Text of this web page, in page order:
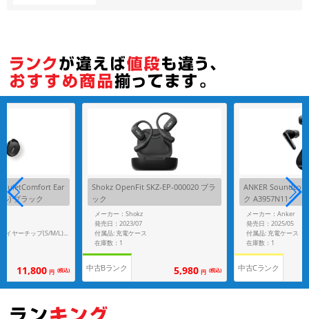
QuietComfort Ear
) ブラック
付属品: 箱/充電ケース/イヤーチップ(S/M/L)/スタビリティバンド(1/2/3)/USB-Cケーブル/マニュアル
11,800 円 (税込)
Shokz OpenFit SKZ-EP-000020 ブラ
ック
メーカー：Shokz
発売日：2023/07
付属品: 充電ケース
在庫数：1
中古Bランク 5,980 円 (税込)
ANKER
ク A3957N11
メーカー：Anker
発売日：2025/05
付属品: 充電ケース
在庫数：1
中古Cランク
各項目のチェックボックスは「or検索」となります。
ただし機能別のみ「and検索」となります。